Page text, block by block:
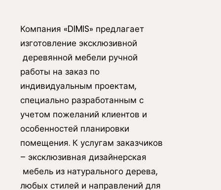
Компания «DIMIS» предлагает
изготовление эксклюзивной
деревянной мебели ручной
работы на заказ по
индивидуальным проектам,
специально разработанным с
учетом пожеланий клиентов и
особенностей планировки
помещения. К услугам заказчиков
– эксклюзивная дизайнерская
мебель из натурального дерева,
любых стилей и направлений для